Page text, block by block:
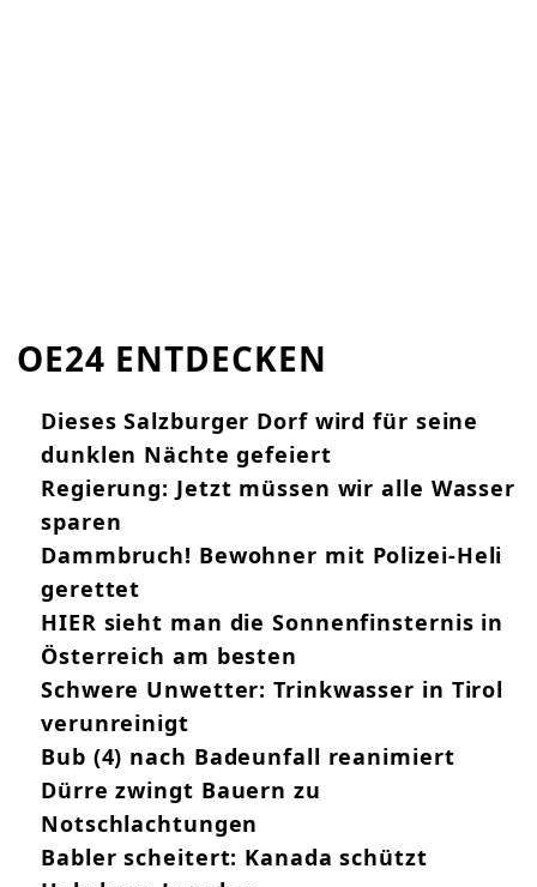
OE24 ENTDECKEN
Dieses Salzburger Dorf wird für seine
dunklen Nächte gefeiert
Regierung: Jetzt müssen wir alle Wasser
sparen
Dammbruch! Bewohner mit Polizei-Heli
gerettet
HIER sieht man die Sonnenfinsternis in
Österreich am besten
Schwere Unwetter: Trinkwasser in Tirol
verunreinigt
Bub (4) nach Badeunfall reanimiert
Dürre zwingt Bauern zu
Notschlachtungen
Babler scheitert: Kanada schützt